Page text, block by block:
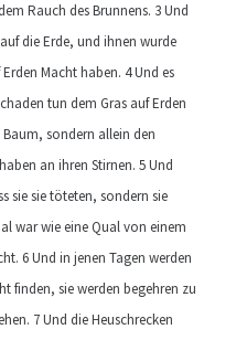
Rauch des Brunnens. 3 Und
die Erde, und ihnen wurde
Macht haben. 4 Und es
tun dem Gras auf Erden
sondern allein den
an ihren Stirnen. 5 Und
sie sie töteten, sondern sie
war wie eine Qual von einem
6 Und in jenen Tagen werden
finden, sie werden begehren zu
7 Und die Heuschrecken